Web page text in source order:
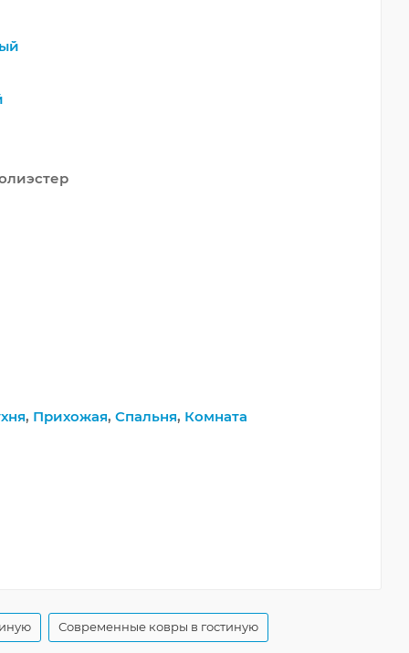
, Прихожая, Спальня, Комната
Современные ковры в гостиную